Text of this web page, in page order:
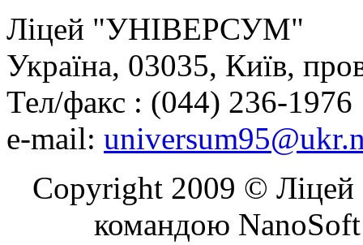
Ліцей "УНІВЕРСУМ"
Україна, 03035, Київ,
Тел/факс : (044) 236-1976
e-mail:
Copyright 2009 © Ліцей
командою